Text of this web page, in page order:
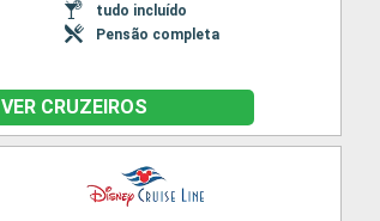
tudo incluído
Pensão completa
VER CRUZEIROS